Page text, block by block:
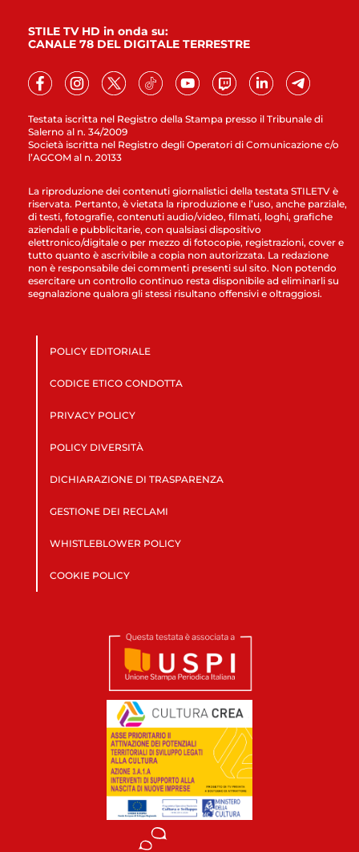
Testata iscritta nel Registro della Stampa presso il Tribunale di
Salerno al n. 34/2009
Società iscritta nel Registro degli Operatori di Comunicazione c/o
l’AGCOM al n. 20133
STILE TV HD in onda su:
CANALE 78 DEL DIGITALE TERRESTRE
La riproduzione dei contenuti giornalistici della testata STILETV è
riservata. Pertanto, è vietata la riproduzione e l’uso, anche parziale,
di testi, fotografie, contenuti audio/video, filmati, loghi, grafiche
aziendali e pubblicitarie, con qualsiasi dispositivo
elettronico/digitale o per mezzo di fotocopie, registrazioni, cover e
tutto quanto è ascrivibile a copia non autorizzata. La redazione
non è responsabile dei commenti presenti sul sito. Non potendo
esercitare un controllo continuo resta disponibile ad eliminarli su
segnalazione qualora gli stessi risultano offensivi e oltraggiosi.
POLICY EDITORIALE
CODICE ETICO CONDOTTA
PRIVACY POLICY
POLICY DIVERSITÀ
DICHIARAZIONE DI TRASPARENZA
GESTIONE DEI RECLAMI
WHISTLEBLOWER POLICY
COOKIE POLICY